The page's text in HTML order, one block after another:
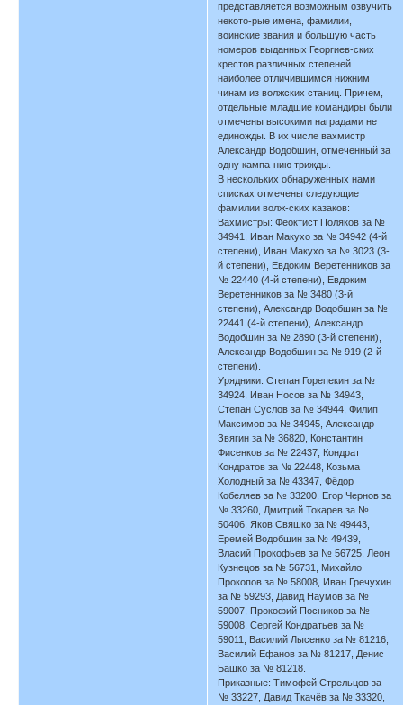
представляется возможным озвучить
некото-рые имена, фамилии,
воинские звания и большую часть
номеров выданных Георгиев-ских
крестов различных степеней
наиболее отличившимся нижним
чинам из волжских станиц. Причем,
отдельные младшие командиры были
отмечены высокими наградами не
единожды. В их числе вахмистр
Александр Водобшин, отмеченный за
одну кампа-нию трижды.
В нескольких обнаруженных нами
списках отмечены следующие
фамилии волж-ских казаков:
Вахмистры: Феоктист Поляков за №
34941, Иван Макухо за № 34942 (4-й
степени), Иван Макухо за № 3023 (3-
й степени), Евдоким Веретенников за
№ 22440 (4-й степени), Евдоким
Веретенников за № 3480 (3-й
степени), Александр Водобшин за №
22441 (4-й степени), Александр
Водобшин за № 2890 (3-й степени),
Александр Водобшин за № 919 (2-й
степени).
Урядники: Степан Горепекин за №
34924, Иван Носов за № 34943,
Степан Суслов за № 34944, Филип
Максимов за № 34945, Александр
Звягин за № 36820, Константин
Фисенков за № 22437, Кондрат
Кондратов за № 22448, Козьма
Холодный за № 43347, Фёдор
Кобеляев за № 33200, Егор Чернов за
№ 33260, Дмитрий Токарев за №
50406, Яков Свяшко за № 49443,
Еремей Водобшин за № 49439,
Власий Прокофьев за № 56725, Леон
Кузнецов за № 56731, Михайло
Прокопов за № 58008, Иван Гречухин
за № 59293, Давид Наумов за №
59007, Прокофий Посников за №
59008, Сергей Кондратьев за №
59011, Василий Лысенко за № 81216,
Василий Ефанов за № 81217, Денис
Башко за № 81218.
Приказные: Тимофей Стрельцов за
№ 33227, Давид Ткачёв за № 33320,